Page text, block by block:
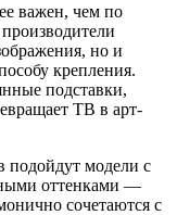
важен, чем по
но и
крепления.
подставки,
ТВ в арт-
подойдут модели с
оттенками —
сочетаются с